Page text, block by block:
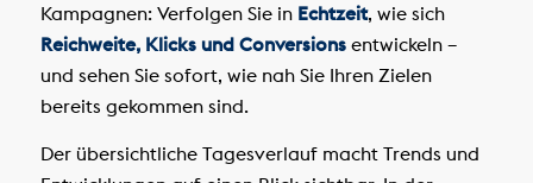
Kampagnen: Verfolgen Sie in Echtzeit, wie sich
Reichweite, Klicks und Conversionsentwickeln –
und sehen Sie sofort, wie nah Sie Ihren Zielen
bereits gekommen sind.
Der übersichtliche Tagesverlauf macht Trends und